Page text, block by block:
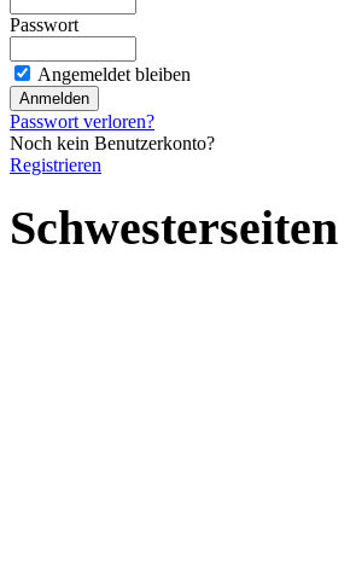
Passwort
Angemeldet bleiben
Passwort verloren?
Noch kein Benutzerkonto?
Registrieren
Schwesterseiten